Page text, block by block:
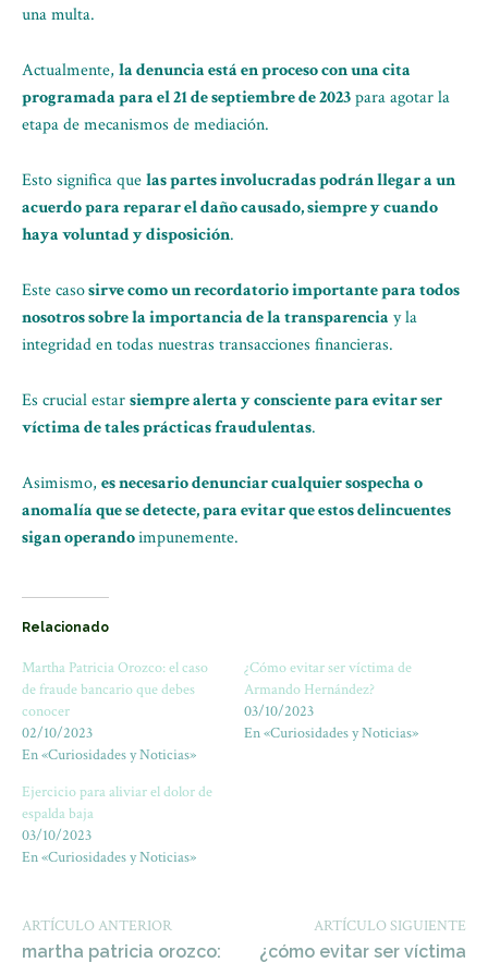
una multa.
Actualmente, la denuncia está en proceso con una cita
programada para el 21 de septiembre de 2023para agotar la
etapa de mecanismos de mediación.
Esto significa quelas partes involucradas podrán llegar a un
acuerdo para reparar el daño causado, siempre y cuando
haya voluntad y disposición.
Este casosirve como un recordatorio importante para todos
nosotros sobre la importancia de la transparencia y la
integridad en todas nuestras transacciones financieras.
Es crucial estarsiempre alerta y consciente para evitar ser
víctima de tales prácticas fraudulentas.
Asimismo, es necesario denunciar cualquier sospecha o
anomalía que se detecte, para evitar que estos delincuentes
sigan operandoimpunemente.
Relacionado
Martha Patricia Orozco: el caso
de fraude bancario que debes
conocer
02/10/2023
En «Curiosidades y Noticias»
¿Cómo evitar ser víctima de
Armando Hernández?
03/10/2023
En «Curiosidades y Noticias»
Ejercicio para aliviar el dolor de
espalda baja
03/10/2023
En «Curiosidades y Noticias»
ARTÍCULO ANTERIOR
martha patricia orozco:
ARTÍCULO SIGUIENTE
¿cómo evitar ser víctima